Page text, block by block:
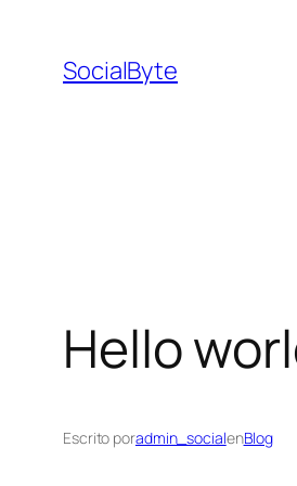
contenido
SocialByte
Hello
Escrito poradmin_socialenBlog